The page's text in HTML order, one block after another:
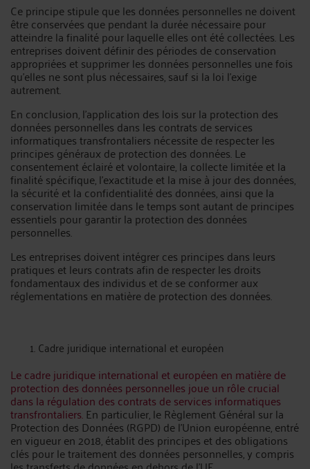
Ce principe stipule que les données personnelles ne doivent
être conservées que pendant la durée nécessaire pour
atteindre la finalité pour laquelle elles ont été collectées. Les
entreprises doivent définir des périodes de conservation
appropriées et supprimer les données personnelles une fois
qu'elles ne sont plus nécessaires, sauf si la loi l'exige
autrement.
En conclusion, l'application des lois sur la protection des
données personnelles dans les contrats de services
informatiques transfrontaliers nécessite de respecter les
principes généraux de protection des données. Le
consentement éclairé et volontaire, la collecte limitée et la
finalité spécifique, l'exactitude et la mise à jour des données,
la sécurité et la confidentialité des données, ainsi que la
conservation limitée dans le temps sont autant de principes
essentiels pour garantir la protection des données
personnelles.
Les entreprises doivent intégrer ces principes dans leurs
pratiques et leurs contrats afin de respecter les droits
fondamentaux des individus et de se conformer aux
réglementations en matière de protection des données.
Cadre juridique international et européen
Le cadre juridique international et européen en matière de
protection des données personnelles joue un rôle crucial
dans la régulation des contrats de services informatiques
transfrontaliers. En particulier, le Règlement Général sur la
Protection des Données (RGPD) de l'Union européenne, entré
en vigueur en 2018, établit des principes et des obligations
clés pour le traitement des données personnelles, y compris